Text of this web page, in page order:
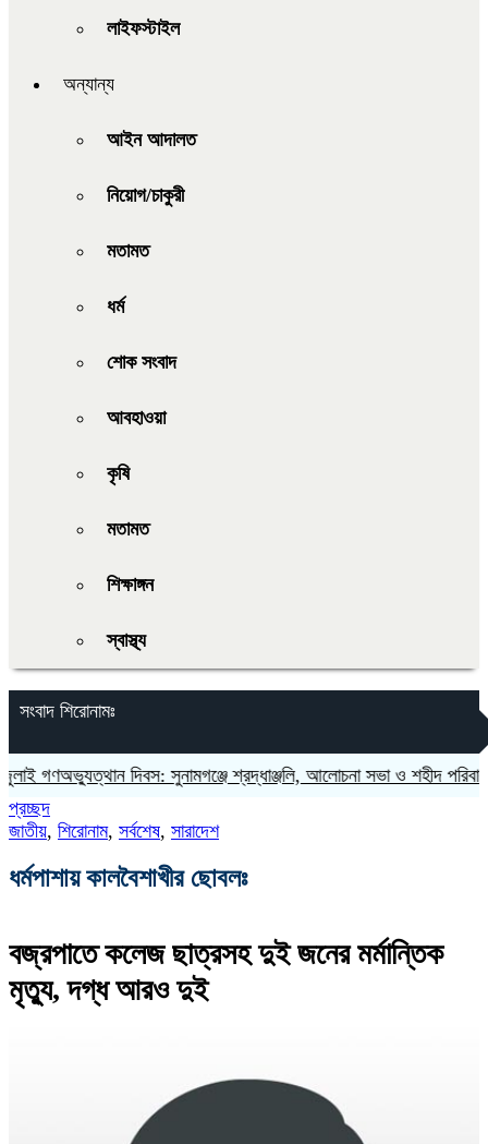
লাইফস্টাইল
অন্যান্য
আইন আদালত
নিয়োগ/চাকুরী
মতামত
ধর্ম
শোক সংবাদ
আবহাওয়া
কৃষি
মতামত
শিক্ষাঙ্গন
স্বাস্থ্য
সংবাদ শিরোনামঃ
দিবস: সুনামগঞ্জে শ্রদ্ধাঞ্জলি, আলোচনা সভা ও শহীদ পরিবারকে
প্রচ্ছদ
জাতীয়, শিরোনাম, সর্বশেষ, সারাদেশ
ধর্মপাশায় কালবৈশাখীর ছোবলঃ
বজ্রপাতে কলেজ ছাত্রসহ দুই জনের মর্মান্তিক
মৃত্যু, দগ্ধ আরও দুই